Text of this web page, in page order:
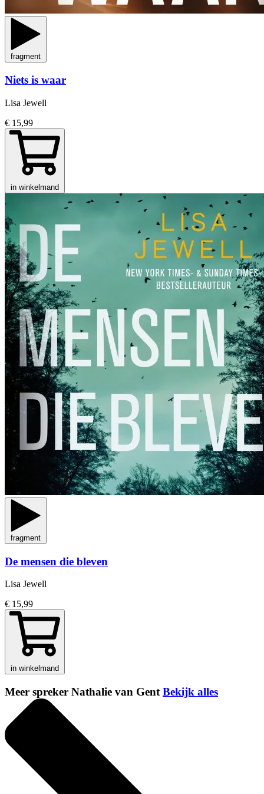
fragment
Niets is waar
Lisa Jewell
€ 15,99
in winkelmand
fragment
De mensen die bleven
Lisa Jewell
€ 15,99
in winkelmand
Meer spreker Nathalie van Gent Bekijk alles